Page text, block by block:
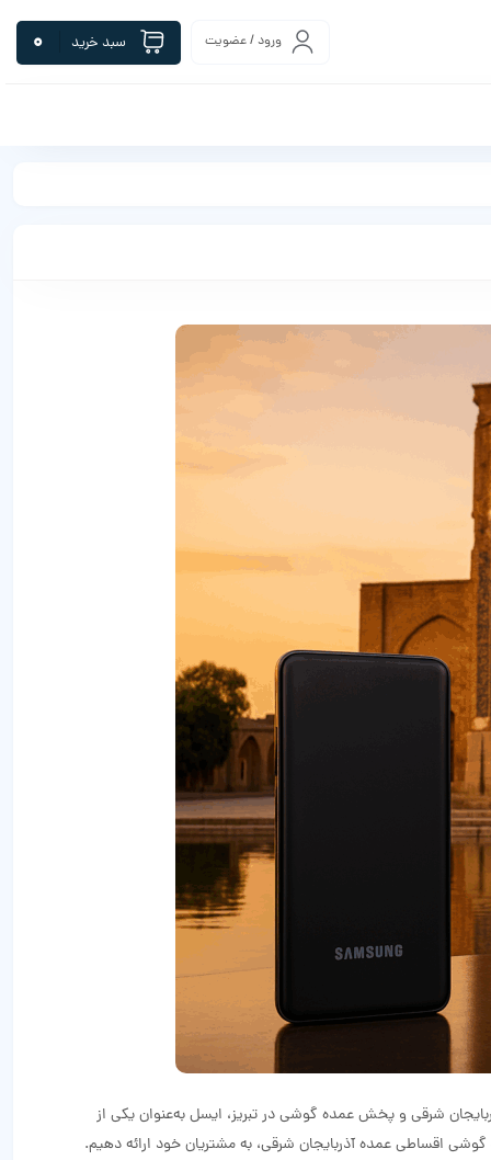
ورود / عضویت سبد خرید 0
شرقی و پخش عمده گوشی در تبریز، ایسل به‌عنوان یکی از
اقساطی عمده آذربایجان شرقی، به مشتریان خود ارائه دهیم.